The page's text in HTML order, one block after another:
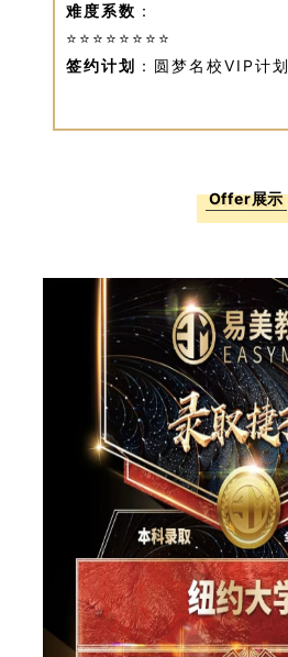
难度系数 ：
⭐⭐⭐⭐⭐⭐⭐⭐
签约计划 ：圆梦名校VIP计划
Offer展示